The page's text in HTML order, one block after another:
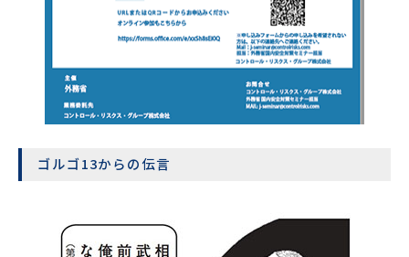
ゴルゴ13からの伝言